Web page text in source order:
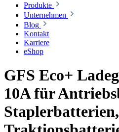
Produkte
Unternehmen
Blog
Kontakt
Karriere
eShop
GFS Eco+
10A für
Staplerbatterien,